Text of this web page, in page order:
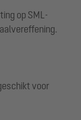
op SML-
voor